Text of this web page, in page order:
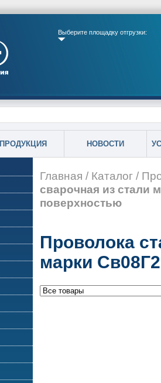
Выберите площадку отгрузки:
ПРОДУКЦИЯ НОВОСТИ
Главная / Каталог /
сварочная из стали
поверхностью
Проволока
марки